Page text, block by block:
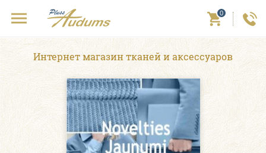
0
Интернет магазин тканей и аксессуаров